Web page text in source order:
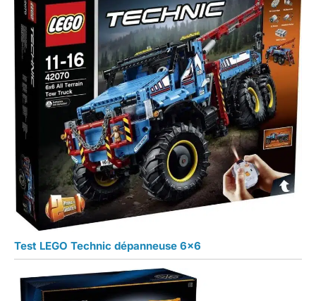
Test LEGO Technic dépanneuse 6×6